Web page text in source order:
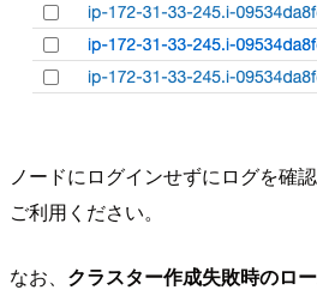
ノードにログインせずにログを確
ご利用ください。
なお、 クラスター作成失敗時のロ